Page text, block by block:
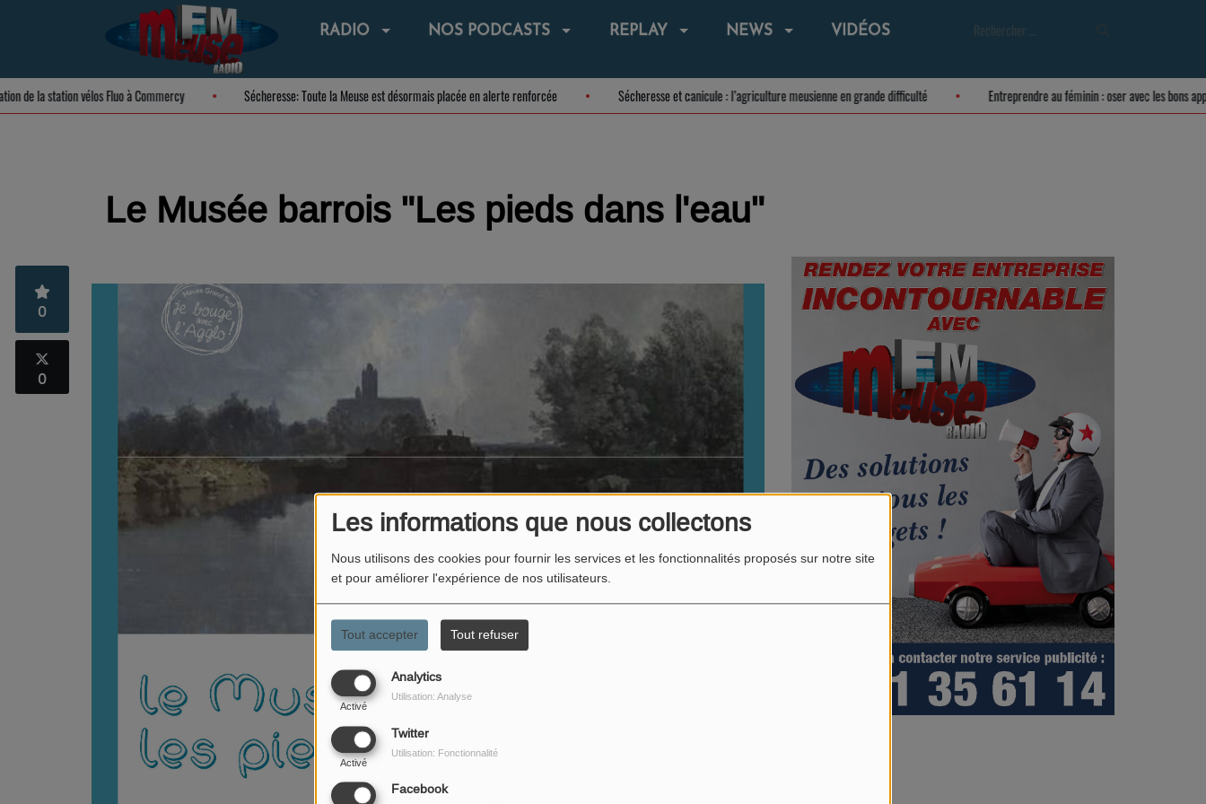
Les informations que nous collectons
Nous utilisons des cookies pour fournir les services et les fonctionnalités proposés sur notre site
et pour améliorer l'expérience de nos utilisateurs.
Tout accepter Tout refuser
Analytics
Activé
Utilisation: Analyse
Twitter
Activé
Utilisation: Fonctionnalité
Facebook
RADIO NOS PODCASTS REPLAY NEWS VIDÉOS
de la station vélos Fluo à Commercy Sécheresse: Toute la Meuse est désormais placée en alerte renforcée Sécheresse et canicule : l’agriculture meusienne en grande difficulté Entreprendre au féminin : oser avec les
Le Musée barrois "Les pieds dans l'eau"
0
0